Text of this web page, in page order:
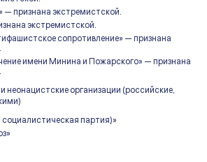
— признана экстремистской.
экстремистской.
сопротивление» — признана
имени Минина и Пожарского» — признана
неонацистские организации (российские,
партия)»